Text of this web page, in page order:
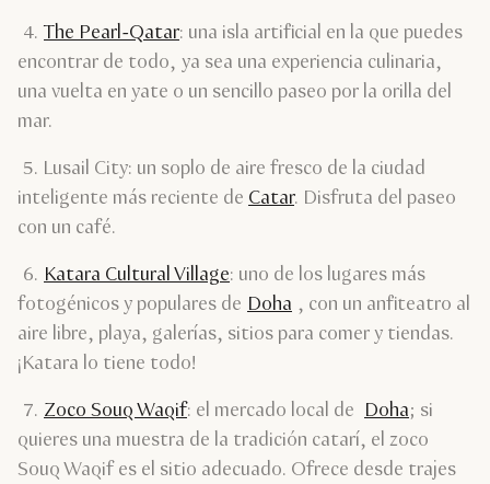
4. The Pearl-Qatar: una isla artificial en la que puedes
encontrar de todo, ya sea una experiencia culinaria,
una vuelta en yate o un sencillo paseo por la orilla del
mar.
5. Lusail City: un soplo de aire fresco de la ciudad
inteligente más reciente de Catar. Disfruta del paseo
con un café.
6. Katara Cultural Village: uno de los lugares más
fotogénicos y populares de Doha , con un anfiteatro al
aire libre, playa, galerías, sitios para comer y tiendas.
¡Katara lo tiene todo!
7. Zoco Souq Waqif: el mercado local de Doha; si
quieres una muestra de la tradición catarí, el zoco
Souq Waqif es el sitio adecuado. Ofrece desde trajes